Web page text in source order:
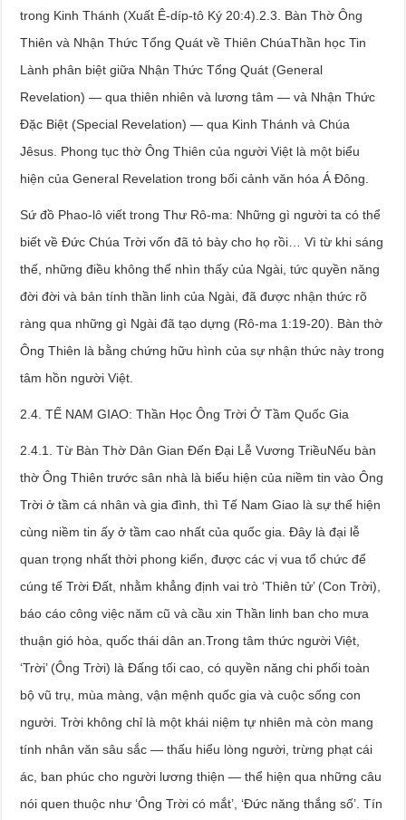
trong Kinh Thánh (Xuất Ê-díp-tô Ký 20:4).2.3. Bàn Thờ Ông
Thiên và Nhận Thức Tổng Quát về Thiên ChúaThần học Tin
Lành phân biệt giữa Nhận Thức Tổng Quát (General
Revelation) — qua thiên nhiên và lương tâm — và Nhận Thức
Đặc Biệt (Special Revelation) — qua Kinh Thánh và Chúa
Jêsus. Phong tục thờ Ông Thiên của người Việt là một biểu
hiện của General Revelation trong bối cảnh văn hóa Á Đông.
Sứ đồ Phao-lô viết trong Thư Rô-ma: Những gì người ta có thể
biết về Đức Chúa Trời vốn đã tỏ bày cho họ rồi… Vì từ khi sáng
thế, những điều không thể nhìn thấy của Ngài, tức quyền năng
đời đời và bản tính thần linh của Ngài, đã được nhận thức rõ
ràng qua những gì Ngài đã tạo dựng (Rô-ma 1:19-20). Bàn thờ
Ông Thiên là bằng chứng hữu hình của sự nhận thức này trong
tâm hồn người Việt.
2.4. TẾ NAM GIAO: Thần Học Ông Trời Ở Tầm Quốc Gia
2.4.1. Từ Bàn Thờ Dân Gian Đến Đại Lễ Vương TriềuNếu bàn
thờ Ông Thiên trước sân nhà là biểu hiện của niềm tin vào Ông
Trời ở tầm cá nhân và gia đình, thì Tế Nam Giao là sự thể hiện
cùng niềm tin ấy ở tầm cao nhất của quốc gia. Đây là đại lễ
quan trọng nhất thời phong kiến, được các vị vua tổ chức để
cúng tế Trời Đất, nhằm khẳng định vai trò ‘Thiên tử’ (Con Trời),
báo cáo công việc năm cũ và cầu xin Thần linh ban cho mưa
thuận gió hòa, quốc thái dân an.Trong tâm thức người Việt,
‘Trời’ (Ông Trời) là Đấng tối cao, có quyền năng chi phối toàn
bộ vũ trụ, mùa màng, vận mệnh quốc gia và cuộc sống con
người. Trời không chỉ là một khái niệm tự nhiên mà còn mang
tính nhân văn sâu sắc — thấu hiểu lòng người, trừng phạt cái
ác, ban phúc cho người lương thiện — thể hiện qua những câu
nói quen thuộc như ‘Ông Trời có mắt’, ‘Đức năng thắng số’. Tín